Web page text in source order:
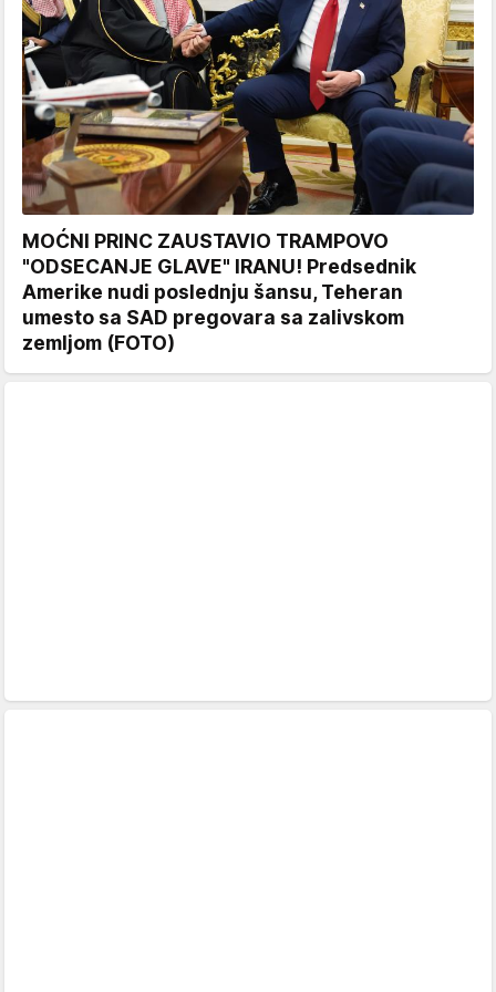
MOĆNI PRINC ZAUSTAVIO TRAMPOVO
"ODSECANJE GLAVE" IRANU! Predsednik
Amerike nudi poslednju šansu, Teheran
umesto sa SAD pregovara sa zalivskom
zemljom (FOTO)